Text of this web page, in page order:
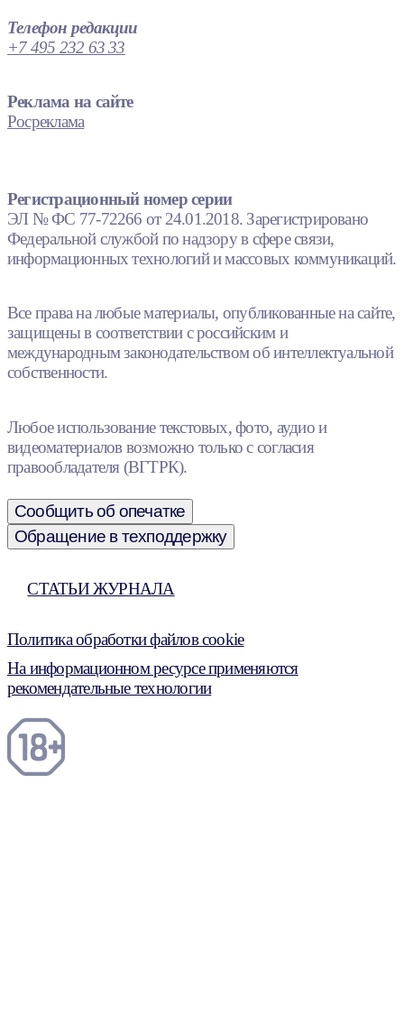
Телефон редакции
+7 495 232 63 33
Реклама на сайте
Росреклама
Регистрационный номер серии
ЭЛ № ФС 77-72266 от 24.01.2018. Зарегистрировано
Федеральной службой по надзору в сфере связи,
информационных технологий и массовых коммуникаций.
Все права на любые материалы, опубликованные на сайте,
защищены в соответствии с российским и
международным законодательством об интеллектуальной
собственности.
Любое использование текстовых, фото, аудио и
видеоматериалов возможно только с согласия
правообладателя (ВГТРК).
Сообщить об опечатке
Обращение в техподдержку
СТАТЬИ ЖУРНАЛА
Политика обработки файлов cookie
На информационном ресурсе применяются
рекомендательные технологии